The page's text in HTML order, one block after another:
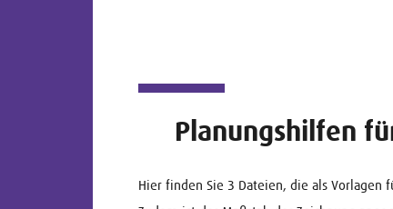
Planungshilfen
Hier finden Sie 3 Dateien, die als